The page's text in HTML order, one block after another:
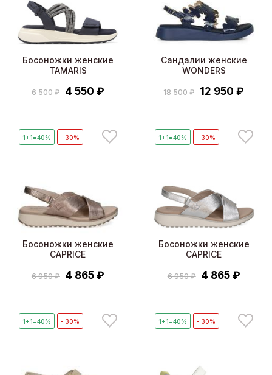
Босоножки женские
TAMARIS
6 500 ₽ 4 550 ₽
Сандалии женские
WONDERS
18 500 ₽ 12 950 ₽
1+1=40% - 30%
Босоножки женские
CAPRICE
6 950 ₽ 4 865 ₽
1+1=40% - 30%
Босоножки женские
CAPRICE
6 950 ₽ 4 865 ₽
1+1=40% - 30% 1+1=40% - 30%